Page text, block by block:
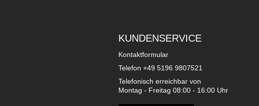
KUNDENSERVICE
Kontaktformular
Telefon +49 5196 9807521
Telefonisch erreichbar von
Montag - Freitag 08:00 - 16:00 Uhr